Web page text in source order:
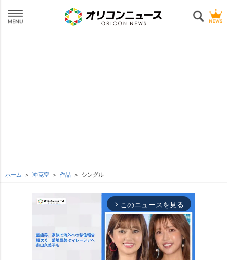
ホーム 冲克空 作品 シングル
arrow_forward_ios このニュースを見る